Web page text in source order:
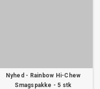
Nyhed - Rainbow Hi-Chew
Smagspakke - 5 stk